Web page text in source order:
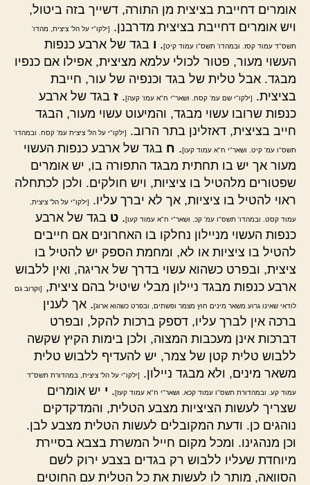
אומרים דחייבת בציצית מן התורה, דשייך בזה ביטול,
ויש אומרים דחייבת בציצית מדרבנן.
[ילקו"י על הל' ציצית, מהדו'
תשס"ד עמוד קסז. ובמהדו' תשס"ו עמוד קיט]. ו בגד של ארבע כנפות
העשוי מעור, פטור לכולי עלמא מציצית, אפילו אם כנפיו
מבגד. אבל טלית של בגד וכנפיה של עור, חייבת
בציצית.
[ילקו"י שם עמ' קסח. ושאר"י ח"א עמו' קעה]. ז בגד של ארבע
כנפות שרובו עשוי מבגד, והמיעוט עשוי מעור, הבגד
חייב בציצית, דאזלינן בתר הרוב.
[ילקו"י על הל' ציצית עמ' קסח. ובמהדו'
תשס"ו עמ' קיט. ושאר"י ח"א עמוד קעו]. ח בגד של ארבע כנפות העשוי
מעור אך יש בו תחתית מבגד התפורה בו, יש אומרים
שפטורים מלהטיל בו ציציות, ויש חולקים. ולכן לכתחלה
ראוי להטיל בו ציציות, אך לא יברך עליו.
[ילקו"י על הל' ציצית,
עמוד קסט. ובמהדו' תשס"ו עמ' קכ. ושאר"י ח"א עמוד קעו]. ט בגד של ארבע
כנפות העשוי מניילון נחלקו בו האחרונים אם חייבים
להטיל בו ציציות או לא, ומחמת הספק יש להטיל בו
ציצית, ובפרט כשהוא עשוי בדרך של אריגה, ואין ללבוש
ארבע כנפות מבגד ניילון מבלי שיטיל בהם ציצית,
[וקרוב גם
לודאי שאינו גרוע משאר מינים חוץ מצמר ופשתים, ובפרט כשהוא ארוג]. אך לענין
ברכה אין לברך עליו, דספק ברכות להקל, ובפרט
דברכות אינן מעכבות המצוה, ולכן בימות הקיץ שקשה
ללבוש טלית קטן של צמר, יש להעדיף ללבוש טלית
משאר מינים, ולא מבגד ניילון.
[ילקו"י על הל' ציצית, במהדורת תשס"ד
עמוד קע. ובמהדורת תשס"ו עמוד קכא. ושאר"י ח"א עמוד קעז]. י יש אומרים
שצריך לעשות הציציות מצבע הטלית, והמדקדקים
נוהגים כן. ודעת המקובלים לעשות הטלית מצבע לבן.
וכן מנהגינו. ומכל מקום חייל המשרת בצבא בסיירת
מיוחדת שעליו ללבוש רק בגדים בצבע ירוק לשם
הסוואה, מותר לו לעשות את כל הטלית עם החוטים